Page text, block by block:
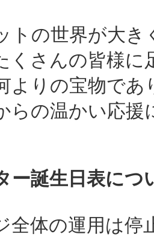
トの世界が大
くさんの皆様
よりの宝物で
らの温かい応
ー誕生日表に
全体の運用は停